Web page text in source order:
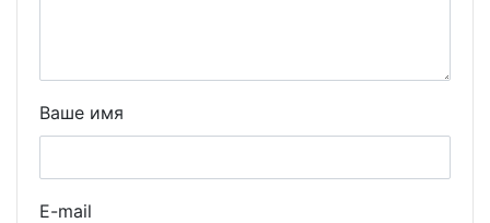
Ваше имя
E-mail